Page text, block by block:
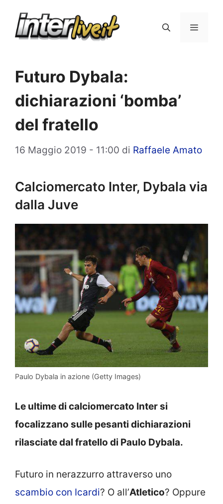
Menu
Futuro Dybala:
dichiarazioni ‘bomba’
del fratello
16 Maggio 2019 - 11:00 di Raffaele Amato
Calciomercato Inter, Dybala via
dalla Juve
Paulo Dybala in azione (Getty Images)
Le ultime di calciomercato Inter si
focalizzano sulle pesanti dichiarazioni
rilasciate dal fratello di Paulo Dybala.
Futuro in nerazzurro attraverso uno
scambio con Icardi? O all’Atletico? Oppure